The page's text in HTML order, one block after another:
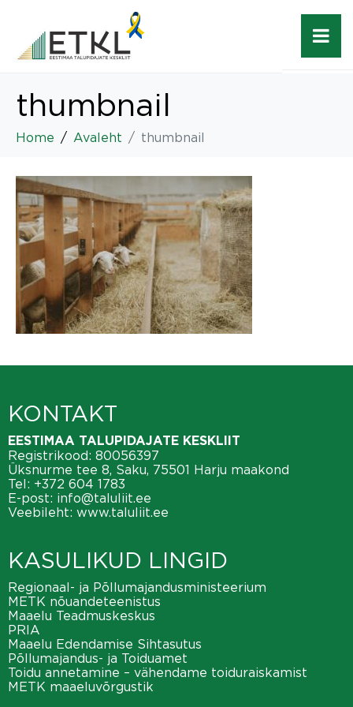
thumbnail
Home Avaleht thumbnail
KONTAKT
EESTIMAA TALUPIDAJATE KESKLIIT
Registrikood: 80056397
Üksnurme tee 8, Saku, 75501 Harju maakond
Tel: +372 604 1783
E-post: info@taluliit.ee
Veebileht: www.taluliit.ee
KASULIKUD LINGID
Regionaal- ja Põllumajandusministeerium
METK nõuandeteenistus
Maaelu Teadmuskeskus
PRIA
Maaelu Edendamise Sihtasutus
Põllumajandus- ja Toiduamet
Toidu annetamine – vähendame toiduraiskamist
METK maaeluvõrgustik